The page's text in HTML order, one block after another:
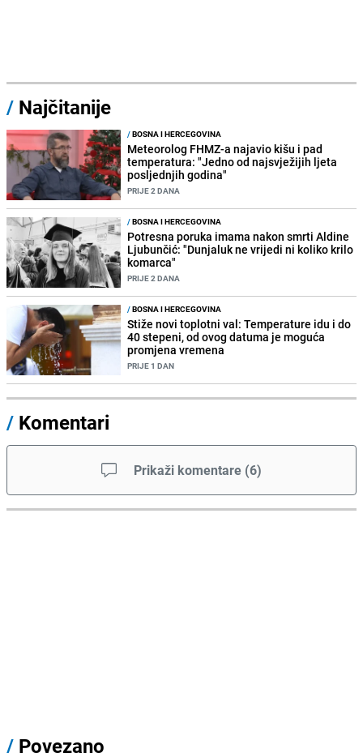
/ Najčitanije
/BOSNA I HERCEGOVINA
Meteorolog FHMZ-a najavio kišu i pad
temperatura: "Jedno od najsvježijih ljeta
posljednjih godina"
PRIJE 2 DANA
/BOSNA I HERCEGOVINA
Potresna poruka imama nakon smrti Aldine
Ljubunčić: "Dunjaluk ne vrijedi ni koliko krilo
komarca"
PRIJE 2 DANA
/BOSNA I HERCEGOVINA
Stiže novi toplotni val: Temperature idu i do
40 stepeni, od ovog datuma je moguća
promjena vremena
PRIJE 1 DAN
/ Komentari
Prikaži komentare (6)
/ Povezano